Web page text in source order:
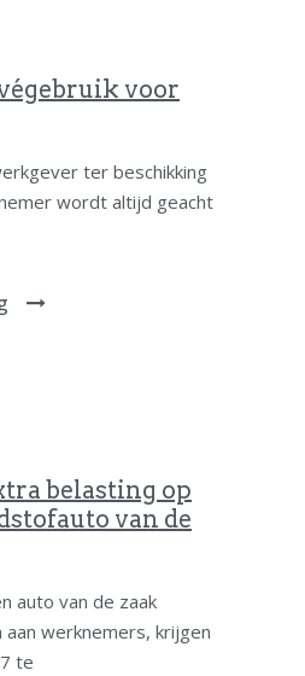
voor
ter beschikking
wordt altijd geacht
belasting op
van de
auto van de zaak
werknemers, krijgen
te